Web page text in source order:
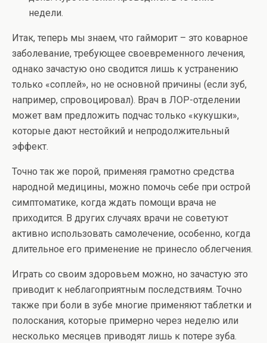
недели.
Итак, теперь мы знаем, что гайморит – это коварное
заболевание, требующее своевременного лечения,
однако зачастую оно сводится лишь к устранению
только «соплей», но не основной причины (если зуб,
например, спровоцировал). Врач в ЛОР-отделении
может вам предложить подчас только «кукушки»,
которые дают нестойкий и непродолжительный
эффект.
Точно так же порой, применяя грамотно средства
народной медицины, можно помочь себе при острой
симптоматике, когда ждать помощи врача не
приходится. В других случаях врачи не советуют
активно использовать самолечение, особенно, когда
длительное его применение не принесло облегчения.
Играть со своим здоровьем можно, но зачастую это
приводит к неблагоприятным последствиям. Точно
также при боли в зубе многие применяют таблетки и
полоскания, которые примерно через неделю или
несколько месяцев приводят лишь к потере зуба.